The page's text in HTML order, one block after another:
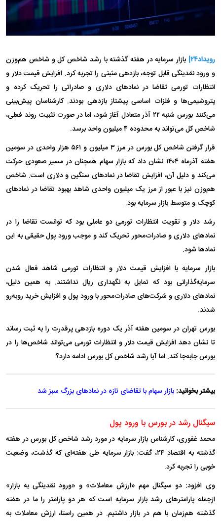
رویداد۲۴|
بازار سرمایه در هفته گذشته با رشد شاخص کل و شاخص هم‌وزن
و ورود نقدینگی قابل توجه، بازدهی مثبتی را تجربه کرد. افزایش قیمت دلار و
انتظارات تورمی تقاضا در نماد‌های دلاری و صادراتی را تحریک کرده و
پتروشیمی‌ها و فلزات اساسی پیشتاز بازدهی بودند. کارشناسان پیش‌بینی
می‌کنند بورس شنبه ۲۲ آذر متعادل آغاز شود، اما در صورت تثبیت روند فعلی،
شاخص کل می‌تواند به محدوده ۴ میلیون واحد برسد.
قرار گرفتن شاخص کل بورس در مرز ۳ میلیون و ۵۶۱ هزار واحدی در سومین
هفته آذرماه ۱۴۰۴ نشان داد که بازار سهام همچنان در مسیر صعودی حرکت
می‌کند و دلیل آن، افزایش تقاضا در نماد‌های سنگین و دلاری است. شاخص
هم‌وزن نیز با عبور از مرز یک میلیون واحدی شاهد بهبود تقاضا در نماد‌های
کوچک و متوسط بازار سرمایه بود.
رشد دلار و تقویت انتظارات تورمی دو عاملی بود که توانست تقاضا را در
نماد‌های دلاری و صادرات‌محور تحریک کند و موجب ورود پول حقیقی به این
نماد‌ها شود.
بازار سرمایه با افزایش قیمت دلار و انتظارات تورمی شاهد فعال شدن
سرمایه‌گذارانی بود که تمایل به نگهداری ریال نداشتند. به همین دلیل،
نماد‌های دلاری و شرکت‌های صادرات‌محور با ورود پول و افزایش خرید رو‌به‌رو
شدند.
بورس تهران در سومین هفته آذر یک دوره بازدهی پرقدرت را به ثبت رساند
تا نشان دهد افزایش قیمت دلار و انتظارات تورمی می‌تواند شاخص‌ها را در
بورس جابه‌جا کند. اما آیا رشد شاخص کل بورس ادامه دارد؟
بیشتر بخوانید:بازار سهام با تقاضای تازه در نماد‌های بزرگ سبز شد
سیگنال رشد در بورس با ورود پول
محمد غفوری، کارشناس بازار سرمایه در مورد رشد شاخص کل بورس در هفته
گذشته به اقتصاد ۲۴، گفت: بازار سرمایه طی هفته‌ای که گذشت، وضعیت
خوبی را تجربه کرد.
وی افزود: دو سیگنال مهم «ارزش معاملات» و «ورود نقدینگی به بازار»
ازجمله پارامتر‌های رشد بازار سرمایه است که هر دو پارامتر را ما در هفته
گذشته هم‌زمان با هم در بازار داشتیم. در همین راستا، ارزش معاملات به